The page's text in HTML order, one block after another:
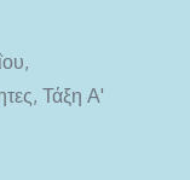
,Τάξη Α'